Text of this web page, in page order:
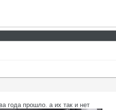
года прошло. а их так и нет